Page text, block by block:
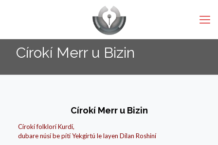
Círokí Merr u Bizin
Círokí Merr u Bizin
Círokí folklorí Kurdí,
dubare núsí be pítí Yekgirtú le layen Dílan Roshiní